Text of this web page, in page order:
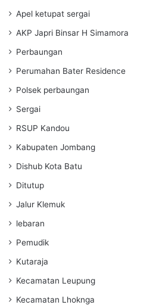
Apel ketupat sergai
AKP Japri Binsar H Simamora
Perbaungan
Perumahan Bater Residence
Polsek perbaungan
Sergai
RSUP Kandou
Kabupaten Jombang
Dishub Kota Batu
Ditutup
Jalur Klemuk
lebaran
Pemudik
Kutaraja
Kecamatan Leupung
Kecamatan Lhoknga